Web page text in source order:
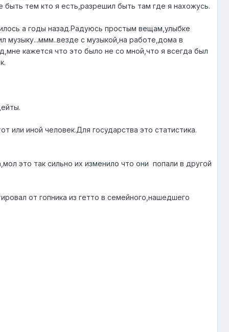
тем кто я есть,разрешил быть там где я нахожусь.
а годы назад.Радуюсь простым вещам,улыбке
музыку...ммм..везде с музыкой,на работе,дома в
кажется что это было не со мной,что я всегда был
или иной человек.Для государства это статистика.
это так сильно их изменило что они попали в другой
от гопника из гетто в семейного,нашедшего